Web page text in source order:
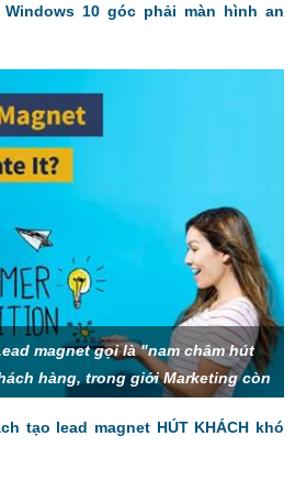
10 góc phải màn hình an
magnet gọi là "nam châm hút
hàng, trong giới Marketing còn
tạo lead magnet HÚT KHÁCH khó